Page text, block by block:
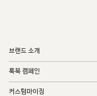
브랜드 소개
룩북 캠페인
커스텀마이징